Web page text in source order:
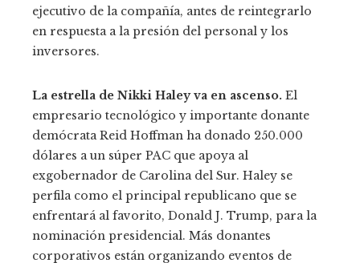
ejecutivo de la compañía, antes de reintegrarlo
en respuesta a la presión del personal y los
inversores.
La estrella de Nikki Haley va en ascenso. El
empresario tecnológico y importante donante
demócrata Reid Hoffman ha donado 250.000
dólares a un súper PAC que apoya al
exgobernador de Carolina del Sur. Haley se
perfila como el principal republicano que se
enfrentará al favorito, Donald J. Trump, para la
nominación presidencial. Más donantes
corporativos están organizando eventos de